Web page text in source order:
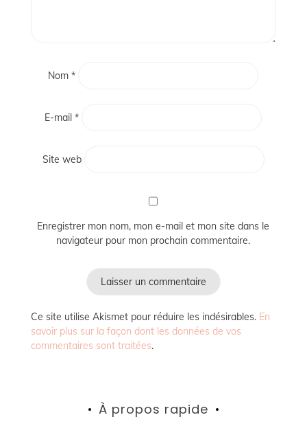
Nom*
E-mail*
Site web
Enregistrer mon nom, mon e-mail et mon site dans le
navigateur pour mon prochain commentaire.
Ce site utilise Akismet pour réduire les indésirables. En
savoir plus sur la façon dont les données de vos
commentaires sont traitées.
À propos rapide